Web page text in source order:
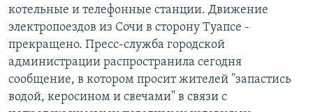
котельные и телефонные станции. Движение
электропоездов из Сочи в сторону Туапсе -
прекращено. Пресс-служба городской
администрации распространила сегодня
сообщение, в котором просит жителей "запастись
водой, керосином и свечами" в связи с